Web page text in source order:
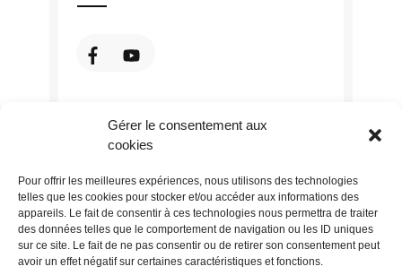
Gérer le consentement aux
cookies
Pour offrir les meilleures expériences, nous utilisons des technologies
telles que les cookies pour stocker et/ou accéder aux informations des
appareils. Le fait de consentir à ces technologies nous permettra de traiter
des données telles que le comportement de navigation ou les ID uniques
sur ce site. Le fait de ne pas consentir ou de retirer son consentement peut
avoir un effet négatif sur certaines caractéristiques et fonctions.